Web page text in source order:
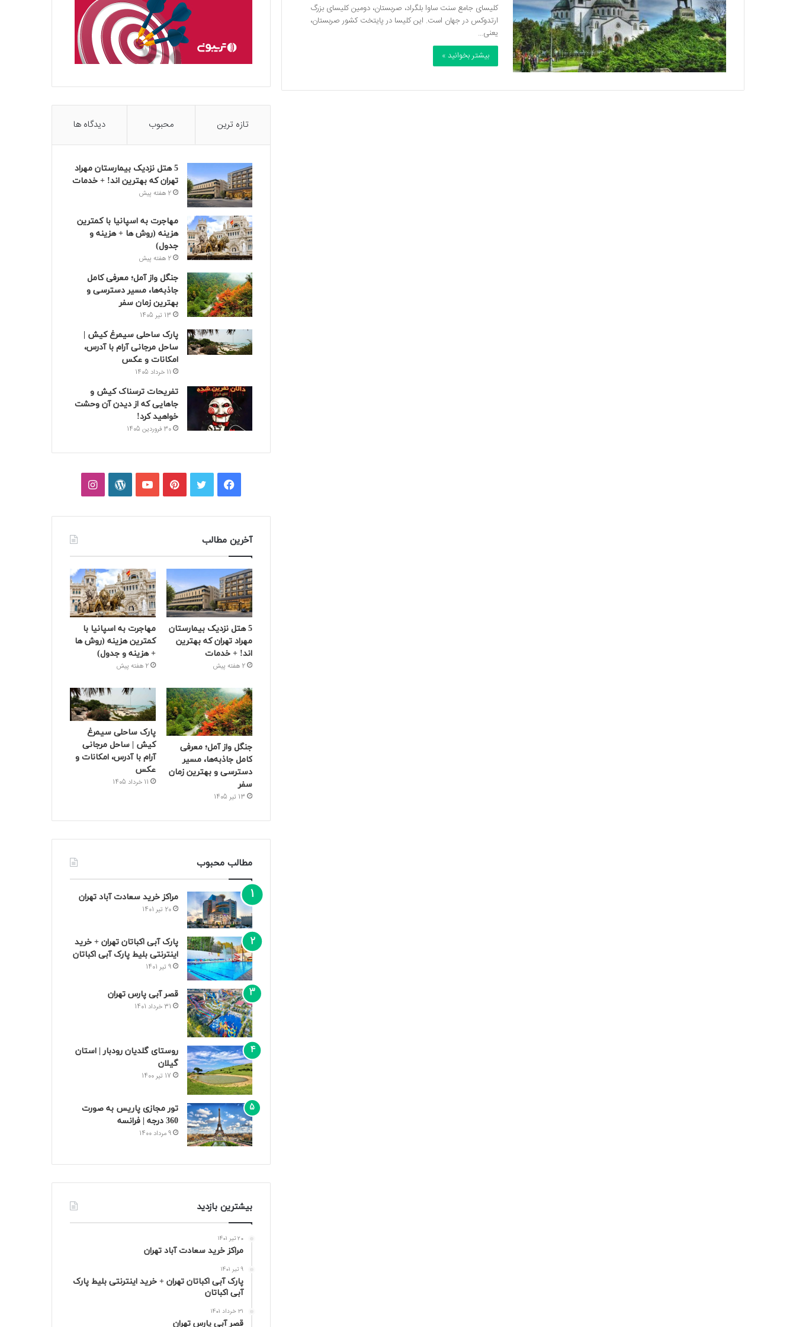
کلیسای جامع سنت ساوا بلگراد، صربستان، دومین کلیسای بزرگ
ارتدوکس در جهان است. این کلیسا در پایتخت کشور صربستان،
یعنی…
بیشتر بخوانید »
تازه ترین محبوب دیدگاه ها
5 هتل نزدیک بیمارستان مهراد
تهران که بهترین‌ اند! + خدمات
2 هفته پیش
مهاجرت به اسپانیا با کمترین
هزینه (روش ها + هزینه و
جدول)
2 هفته پیش
جنگل واز آمل؛ معرفی کامل
جاذبه‌ها، مسیر دسترسی و
بهترین زمان سفر
13 تیر 1405
پارک ساحلی سیمرغ کیش |
ساحل مرجانی آرام با آدرس،
امکانات و عکس
11 خرداد 1405
تفریحات ترسناک کیش و
جاهایی که از دیدن آن وحشت
خواهید کرد!
30 فروردین 1405
فیسبوکتوییترپینتریستیوتیوبوردپرساینستاگرام
آخرین مطالب
5 هتل نزدیک بیمارستان
مهراد تهران که بهترین‌
اند! + خدمات
2 هفته پیش
مهاجرت به اسپانیا با
کمترین هزینه (روش ها
+ هزینه و جدول)
2 هفته پیش
جنگل واز آمل؛ معرفی
کامل جاذبه‌ها، مسیر
دسترسی و بهترین زمان
سفر
13 تیر 1405
پارک ساحلی سیمرغ
کیش | ساحل مرجانی
آرام با آدرس، امکانات و
عکس
11 خرداد 1405
مطالب محبوب
مراکز خرید سعادت‌ آباد تهران
20 تیر 1401
پارک آبی اکباتان تهران + خرید
اینترنتی بلیط پارک آبی اکباتان
9 تیر 1401
قصر آبی پارس تهران
31 خرداد 1401
روستای گلدیان رودبار | استان
گیلان
17 تیر 1400
تور مجازی پاریس به صورت
360 درجه | فرانسه
9 مرداد 1400
بیشترین بازدید
20 تیر 1401
مراکز خرید سعادت‌ آباد تهران
9 تیر 1401
پارک آبی اکباتان تهران + خرید اینترنتی بلیط پارک
آبی اکباتان
31 خرداد 1401
قصر آبی پارس تهران